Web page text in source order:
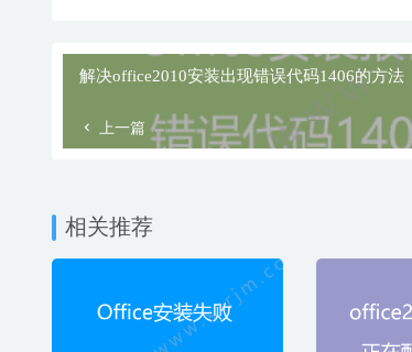
解决office2010安装出现错误代码1406的方法
上一篇
相关推荐